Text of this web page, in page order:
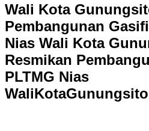
Wali Kota
Pembangunan
Nias ‎ Wali Kota
Resmikan
PLTMG Nias
WaliKotaGunungsito